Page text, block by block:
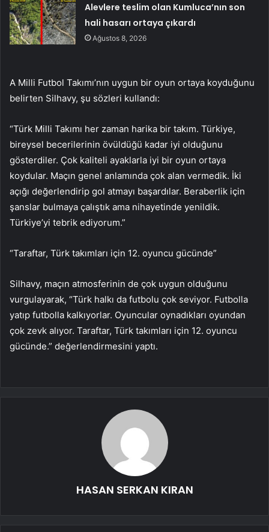
Alevlere teslim olan Kumluca’nın son
hali hasarı ortaya çıkardı
Ağustos 8, 2026
A Milli Futbol Takımı’nın uygun bir oyun ortaya koyduğunu
belirten Silhavy, şu sözleri kullandı:
“Türk Milli Takımı her zaman harika bir takım. Türkiye,
bireysel becerilerinin övüldüğü kadar iyi olduğunu
gösterdiler. Çok kaliteli ayaklarla iyi bir oyun ortaya
koydular. Maçın genel anlamında çok alan vermedik. İki
açığı değerlendirip gol atmayı başardılar. Beraberlik için
şanslar bulmaya çalıştık ama nihayetinde yenildik.
Türkiye’yi tebrik ediyorum.”
“Taraftar, Türk takımları için 12. oyuncu gücünde”
Silhavy, maçın atmosferinin de çok uygun olduğunu
vurgulayarak, “Türk halkı da futbolu çok seviyor. Futbolla
yatıp futbolla kalkıyorlar. Oyuncular oynadıkları oyundan
çok zevk alıyor. Taraftar, Türk takımları için 12. oyuncu
gücünde.” değerlendirmesini yaptı.
HASAN SERKAN KIRAN